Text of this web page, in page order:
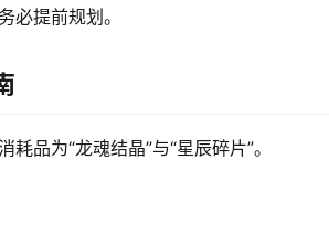
必提前规划。
品为“龙魂结晶”与“星辰碎片”。